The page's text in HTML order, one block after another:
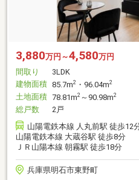
3,880万円～4,580万円
間取り
3LDK
建物面積 85.7m2 ・96.04m2
土地面積 78.81m2 ～90.98m2
総戸数
2戸
山陽電鉄本線 人丸前駅 徒歩12
山陽電鉄本線 大蔵谷駅 徒歩8分
ＪＲ山陽本線 朝霧駅 徒歩18分
兵庫県明石市東野町